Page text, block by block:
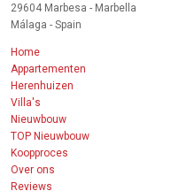
29604 Marbesa - Marbella
Málaga - Spain
Home
Appartementen
Herenhuizen
Villa's
Nieuwbouw
TOP Nieuwbouw
Koopproces
Over ons
Reviews